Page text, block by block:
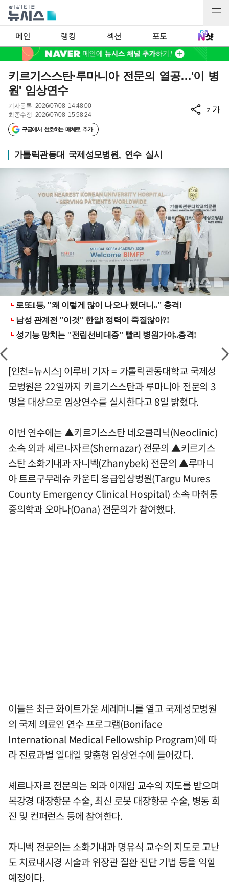
메인 랭킹 섹션 포토
키르기스스탄·루마니아 전문의 열공…'이 병
원' 임상연수
기사등록 2026/07/08 14:48:00
최종수정 2026/07/08 15:58:24
구글에서 선호하는 매체로 추가
가가
가톨릭관동대 국제성모병원, 연수 실시
[인천=뉴시스] 이루비 기자 = 가톨릭관동대학교 국제성
모병원은 22일까지 키르기스스탄과 루마니아 전문의 3
명을 대상으로 임상연수를 실시한다고 8일 밝혔다.
이번 연수에는 ▲키르기스스탄 네오클리닉(Neoclinic)
소속 외과 셰르나자르(Shernazar) 전문의 ▲키르기스
스탄 소화기내과 자니벡(Zhanybek) 전문의 ▲루마니
아 트르구무레슈 카운티 응급임상병원(Targu Mures
County Emergency Clinical Hospital) 소속 마취통
증의학과 오아나(Oana) 전문의가 참여했다.
이들은 최근 화이트가운 세레머니를 열고 국제성모병원
의 국제 의료인 연수 프로그램(Boniface
International Medical Fellowship Program)에 따
라 진료과별 일대일 맞춤형 임상연수에 들어갔다.
셰르나자르 전문의는 외과 이재임 교수의 지도를 받으며
복강경 대장항문 수술, 최신 로봇 대장항문 수술, 병동 회
진 및 컨퍼런스 등에 참여한다.
자니벡 전문의는 소화기내과 명유식 교수의 지도로 고난
도 치료내시경 시술과 위장관 질환 진단 기법 등을 익힐
예정이다.